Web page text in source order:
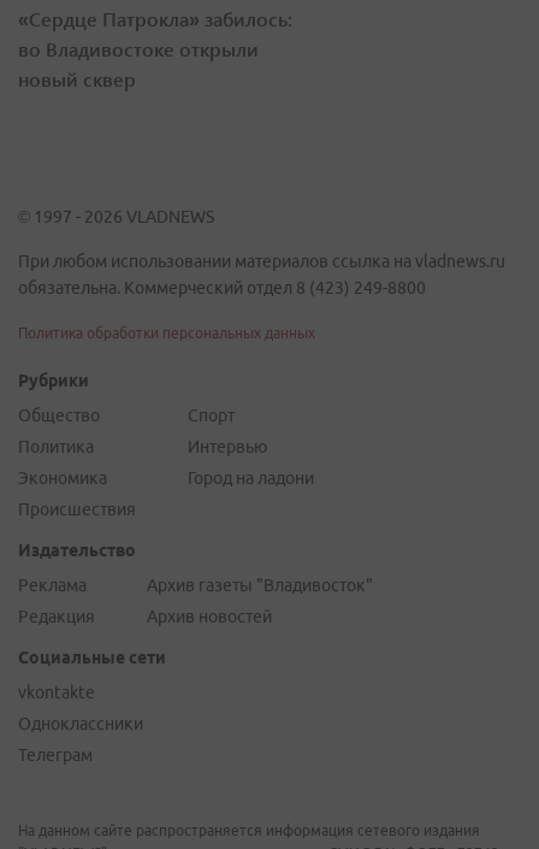
«Сердце Патрокла» забилось:
во Владивостоке открыли
новый сквер
© 1997 - 2026 VLADNEWS
При любом использовании материалов ссылка на vladnews.ru
обязательна. Коммерческий отдел 8 (423) 249-8800
Политика обработки персональных данных
Рубрики
Общество
Политика
Экономика
Происшествия
Спорт
Интервью
Город на ладони
Издательство
Реклама
Редакция
Архив газеты "Владивосток"
Архив новостей
Социальные сети
vkontakte
Одноклассники
Телеграм
На данном сайте распространяется информация сетевого издания